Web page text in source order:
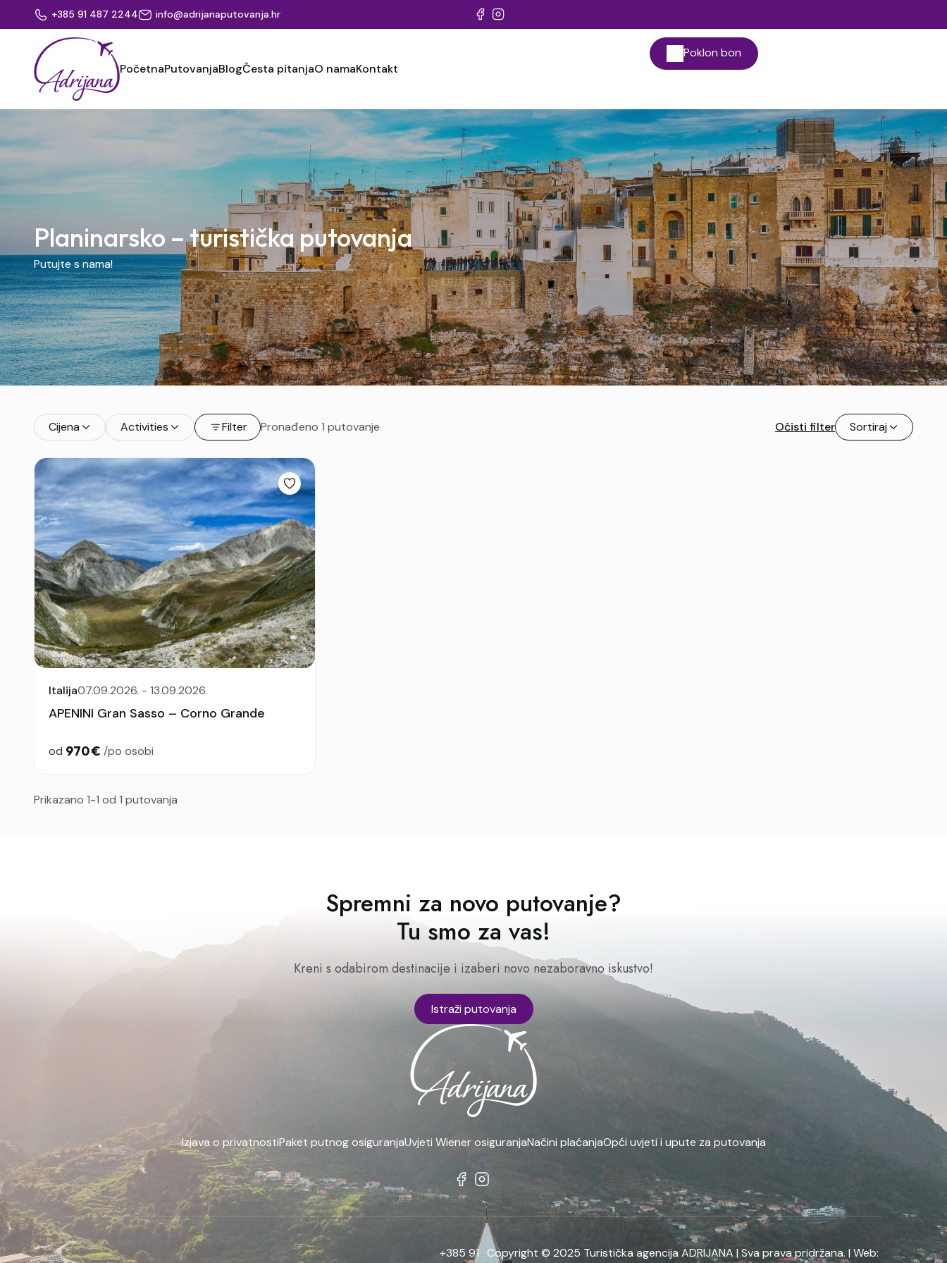
+385 91 487 2244 info@adrijanaputovanja.hr
PočetnaPutovanjaBlogČesta pitanjaO namaKontakt
Poklon bon
Planinarsko – turistička putovanja
Putujte s nama!
Cijena Activities Filter Pronađeno 1 putovanje Očisti filter Sortiraj
Italija07.09.2026. - 13.09.2026.
APENINI Gran Sasso – Corno Grande
od 970 € /po osobi
Prikazano 1-1 od 1 putovanja
Spremni za novo putovanje?
Tu smo za vas!
Kreni s odabirom destinacije i izaberi novo nezaboravno iskustvo!
Istraži putovanja
Izjava o privatnostiPaket putnog osiguranjaUvjeti Wiener osiguranjaNačini plaćanjaOpći uvjeti i upute za putovanja
+385 91
Copyright © 2025 Turistička agencija ADRIJANA | Sva prava pridržana. | Web: